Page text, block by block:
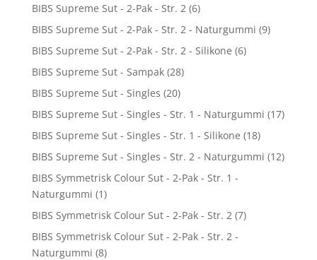
BIBS Supreme Sut - 2-Pak - Str. 2 (6)
BIBS Supreme Sut - 2-Pak - Str. 2 - Naturgummi (9)
BIBS Supreme Sut - 2-Pak - Str. 2 - Silikone (6)
BIBS Supreme Sut - Sampak (28)
BIBS Supreme Sut - Singles (20)
BIBS Supreme Sut - Singles - Str. 1 - Naturgummi (17)
BIBS Supreme Sut - Singles - Str. 1 - Silikone (18)
BIBS Supreme Sut - Singles - Str. 2 - Naturgummi (12)
BIBS Symmetrisk Colour Sut - 2-Pak - Str. 1 -
Naturgummi (1)
BIBS Symmetrisk Colour Sut - 2-Pak - Str. 2 (7)
BIBS Symmetrisk Colour Sut - 2-Pak - Str. 2 -
Naturgummi (8)